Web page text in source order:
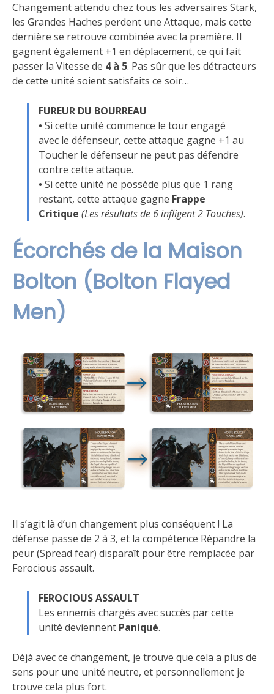
Changement attendu chez tous les adversaires Stark,
les Grandes Haches perdent une Attaque, mais cette
dernière se retrouve combinée avec la première. Il
gagnent également +1 en déplacement, ce qui fait
passer la Vitesse de 4 à 5. Pas sûr que les détracteurs
de cette unité soient satisfaits ce soir…
FUREUR DU BOURREAU
• Si cette unité commence le tour engagé
avec le défenseur, cette attaque gagne +1 au
Toucher le défenseur ne peut pas défendre
contre cette attaque.
• Si cette unité ne possède plus que 1 rang
restant, cette attaque gagne Frappe
Critique (Les résultats de 6 infligent 2 Touches).
Écorchés de la Maison
Bolton (Bolton Flayed
Men)
Il s’agit là d’un changement plus conséquent ! La
défense passe de 2 à 3, et la compétence Répandre la
peur (Spread fear) disparaît pour être remplacée par
Ferocious assault.
FEROCIOUS ASSAULT
Les ennemis chargés avec succès par cette
unité deviennent Paniqué.
Déjà avec ce changement, je trouve que cela a plus de
sens pour une unité neutre, et personnellement je
trouve cela plus fort.